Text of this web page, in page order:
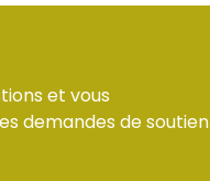
et vous
demandes de soutien